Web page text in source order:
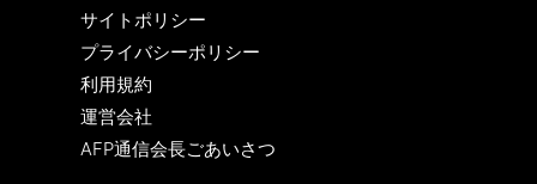
サイトポリシー
プライバシーポリシー
利用規約
運営会社
AFP通信会長ごあいさつ